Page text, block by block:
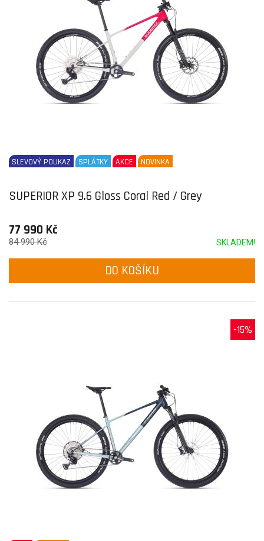
SLEVOVÝ POUKAZ SPLÁTKY AKCE NOVINKA
SUPERIOR XP 9.6 Gloss Coral Red / Grey
77 990 Kč
SKLADEM!
84 990 Kč
DO KOŠÍKU
-15%